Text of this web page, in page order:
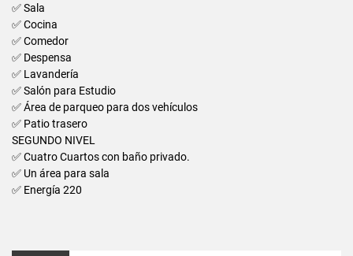
✅ Sala
✅ Cocina
✅ Comedor
✅ Despensa
✅ Lavandería
✅ Salón para Estudio
✅ Área de parqueo para dos vehículos
✅ Patio trasero
SEGUNDO NIVEL
✅ Cuatro Cuartos con baño privado.
✅ Un área para sala
✅ Energía 220